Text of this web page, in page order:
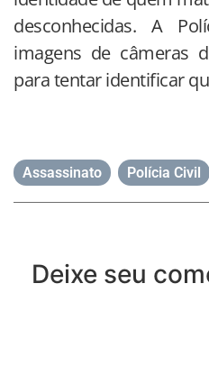
desconhecidas. A
imagens de câmeras
para tentar identificar
Assassinato Polícia Civil
Deixe seu